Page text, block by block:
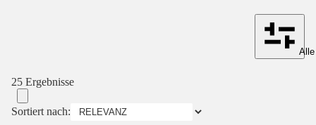
25 Ergebnisse
Sortiert nach: